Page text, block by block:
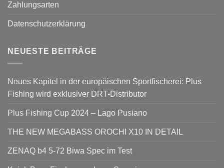
Zahlungsarten
Datenschutzerklärung
NEUESTE BEITRÄGE
Neues Kapitel in der europäischen Sportfischerei: Plus
Fishing wird exklusiver DRT-Distributor
Plus Fishing Cup 2024 – Lago Pusiano
THE NEW MEGABASS OROCHI X10 IN DETAIL
ZENAQ b4 5-72 Biwa Spec im Test